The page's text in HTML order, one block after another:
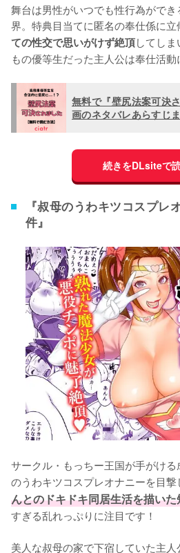
舞台は男性がいつでも性行為がで
界。特典目当てに匿名の奉仕係に立
ての性交で思いがけず絶頂してし
もの優等生だった主人公は奉仕活
無料で『壁尻法案可決
画のネタバレあらすじ
続きをDLsiteで
『叔母のうわキツコスプレ
件』
サークル・もっちー王国が手がけ
のうわキツコスプレオナニーを目撃
んとのドキドキ同居生活を描いた
すぎる乱れっぷりに注目です！
美人な叔母の家で下宿していた主